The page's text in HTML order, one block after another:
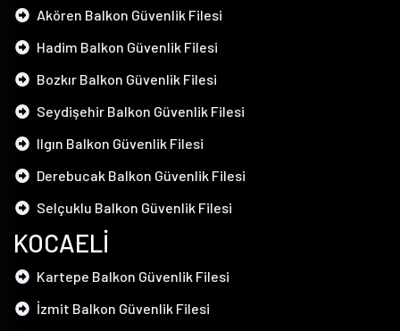
Akören Balkon Güvenlik Filesi
Hadim Balkon Güvenlik Filesi
Bozkır Balkon Güvenlik Filesi
Seydişehir Balkon Güvenlik Filesi
Ilgın Balkon Güvenlik Filesi
Derebucak Balkon Güvenlik Filesi
Selçuklu Balkon Güvenlik Filesi
KOCAELİ
Kartepe Balkon Güvenlik Filesi
İzmit Balkon Güvenlik Filesi